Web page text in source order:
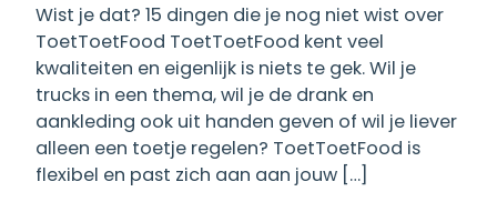
Wist je dat? 15 dingen die je nog niet wist over
ToetToetFood ToetToetFood kent veel
kwaliteiten en eigenlijk is niets te gek. Wil je
trucks in een thema, wil je de drank en
aankleding ook uit handen geven of wil je liever
alleen een toetje regelen? ToetToetFood is
flexibel en past zich aan aan jouw […]